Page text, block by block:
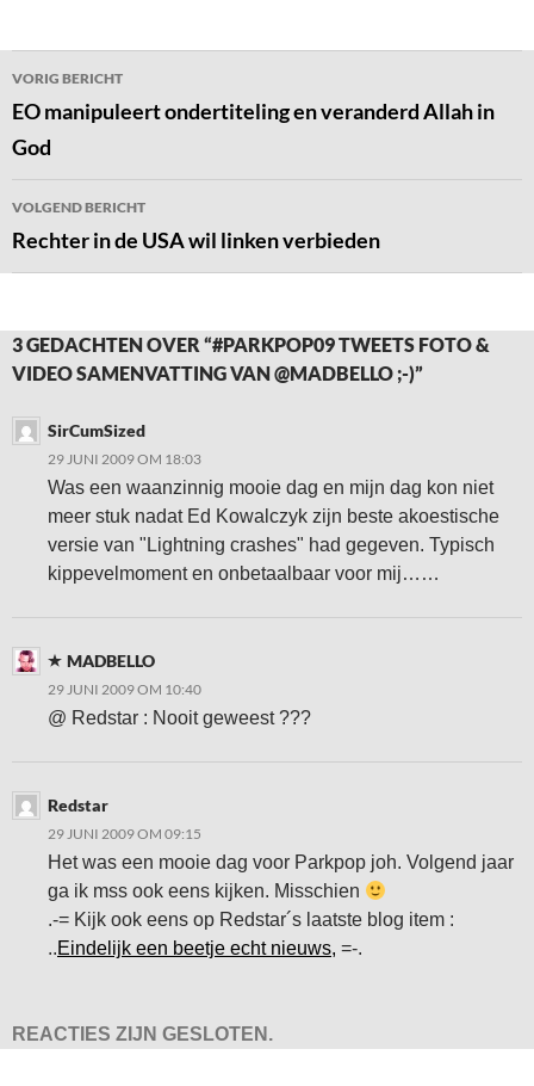
Bericht
navigatie
VORIG BERICHT
EO manipuleert ondertiteling en veranderd Allah in
God
VOLGEND BERICHT
Rechter in de USA wil linken verbieden
3 GEDACHTEN OVER “#PARKPOP09 TWEETS FOTO &
VIDEO SAMENVATTING VAN @MADBELLO ;-)”
SirCumSized
29 JUNI 2009 OM 18:03
Was een waanzinnig mooie dag en mijn dag kon niet
meer stuk nadat Ed Kowalczyk zijn beste akoestische
versie van "Lightning crashes" had gegeven. Typisch
kippevelmoment en onbetaalbaar voor mij……
MADBELLO
29 JUNI 2009 OM 10:40
@ Redstar : Nooit geweest ???
Redstar
29 JUNI 2009 OM 09:15
Het was een mooie dag voor Parkpop joh. Volgend jaar
ga ik mss ook eens kijken. Misschien
.-= Kijk ook eens op Redstar´s laatste blog item :
..Eindelijk een beetje echt nieuws, =-.
REACTIES ZIJN GESLOTEN.